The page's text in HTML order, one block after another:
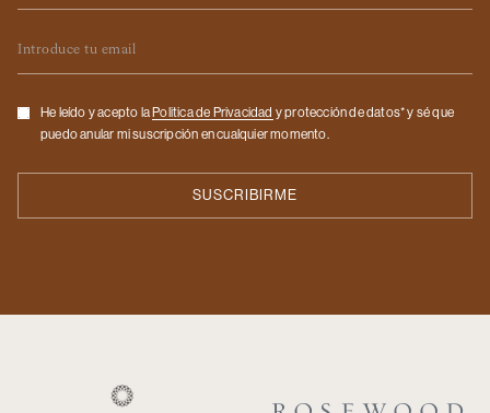
Checkbox
He leído y acepto la Politica de Privacidad y protección de datos* y sé que
puedo anular mi suscripción en cualquier momento.